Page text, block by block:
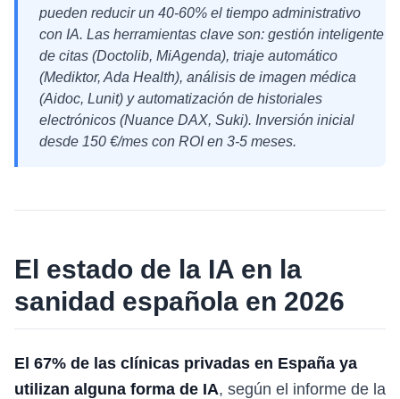
pueden reducir un 40-60% el tiempo administrativo
con IA. Las herramientas clave son: gestión inteligente
de citas (Doctolib, MiAgenda), triaje automático
(Mediktor, Ada Health), análisis de imagen médica
(Aidoc, Lunit) y automatización de historiales
electrónicos (Nuance DAX, Suki). Inversión inicial
desde 150 €/mes con ROI en 3-5 meses.
El estado de la IA en la
sanidad española en 2026
El 67% de las clínicas privadas en España ya
utilizan alguna forma de IA, según el informe de la